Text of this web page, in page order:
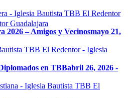
Guadalajara
2026 – Amigos y Vecinosmayo 21,
en TBBabril 26, 2026 -